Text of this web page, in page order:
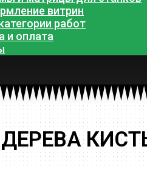
витрин
работ
и оплата